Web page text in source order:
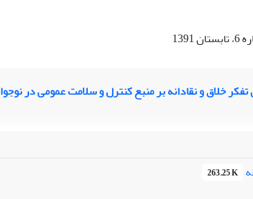
خلاق و نقادانه بر منبع کنترل و سلامت عمومی در
263.25 K